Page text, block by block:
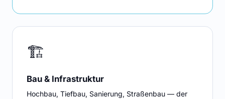
🏗️
Bau & Infrastruktur
Hochbau, Tiefbau, Sanierung, Straßenbau — der